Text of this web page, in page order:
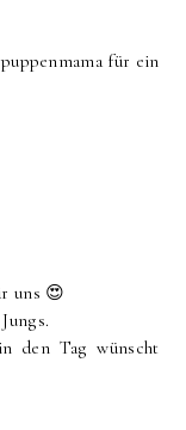
für ein
uns 😍
den Tag wünscht